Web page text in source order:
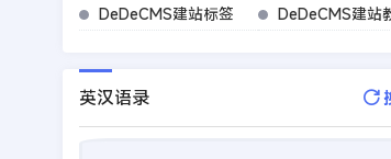
DeDeCMS建站标签 DeDeCMS建站
英汉语录